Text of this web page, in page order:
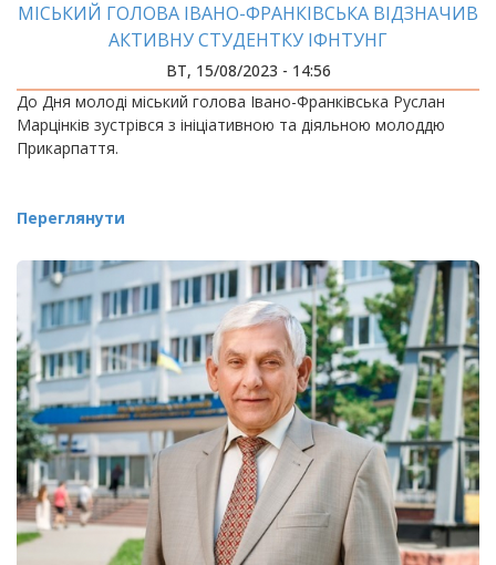
МІСЬКИЙ ГОЛОВА ІВАНО-ФРАНКІВСЬКА ВІДЗНАЧИВ
АКТИВНУ СТУДЕНТКУ ІФНТУНГ
ВТ, 15/08/2023 - 14:56
До Дня молоді міський голова Івано-Франківська Руслан
Марцінків зустрівся з ініціативною та діяльною молоддю
Прикарпаття.
Переглянути